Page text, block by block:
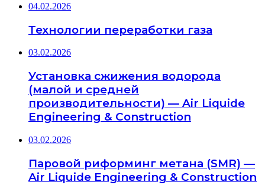
04.02.2026
Технологии переработки газа
03.02.2026
Установка сжижения водорода
(малой и средней
производительности) — Air Liquide
Engineering & Construction
03.02.2026
Паровой риформинг метана (SMR) —
Air Liquide Engineering & Construction